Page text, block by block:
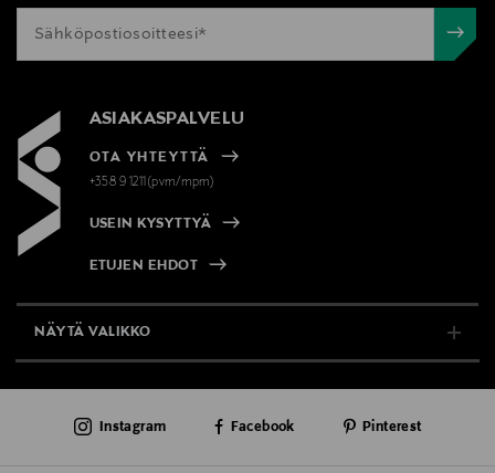
ASIAKASPALVELU
OTA YHTEYTTÄ
+358 9 1211(pvm/mpm)
USEIN KYSYTTYÄ
ETUJEN EHDOT
NÄYTÄ VALIKKO
AJANKOHTAISTA
Instagram Facebook Pinterest